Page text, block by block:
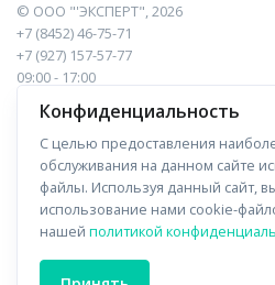
© ООО "'ЭКСПЕРТ", 2026
+7 (8452) 46-75-71
+7 (927) 157-57-77
09:00 - 17:00
410017, Саратов, Пугачева, 10 к1, оф.23
Навигация
Прайс-лист
Отзывы
Конфиденциальность
С целью предоставления
обслуживания на данном сайте
файлы. Используя данный сайт,
использование нами cookie-
нашей политикой